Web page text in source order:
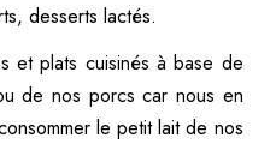
desserts lactés.
et plats cuisinés à base de
de nos porcs car nous en
le petit lait de nos